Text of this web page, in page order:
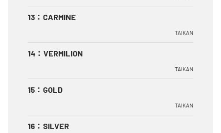
13 ： CARMINE
TAIKAN
14 ： VERMILION
TAIKAN
15 ： GOLD
TAIKAN
16 ： SILVER